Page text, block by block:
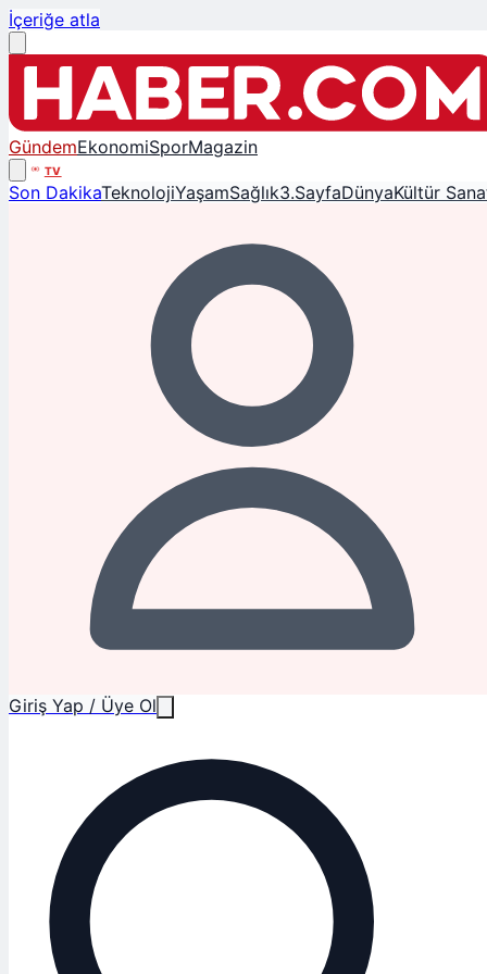
İçeriğe atla
GündemEkonomiSporMagazin
TV
Son DakikaTeknolojiYaşamSağlık3.SayfaDünyaKültür
Giriş Yap / Üye Ol